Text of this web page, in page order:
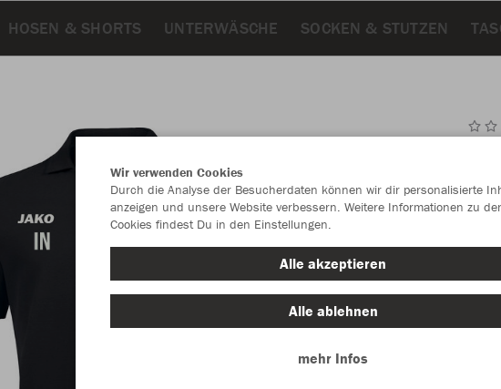
HOSEN & SHORTS UNTERWÄSCHE SOCKEN & STUTZEN
Wir verwenden Cookies
Durch die Analyse der Besucherdaten können wir dir personalisierte
anzeigen und unsere Website verbessern. Weitere Informationen zu
Cookies findest Du in den Einstellungen.
Alle akzeptieren
Alle ablehnen
mehr Infos